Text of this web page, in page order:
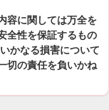
容に関しては万全を
全性を保証するもの
かなる損害について
切の責任を負いかね